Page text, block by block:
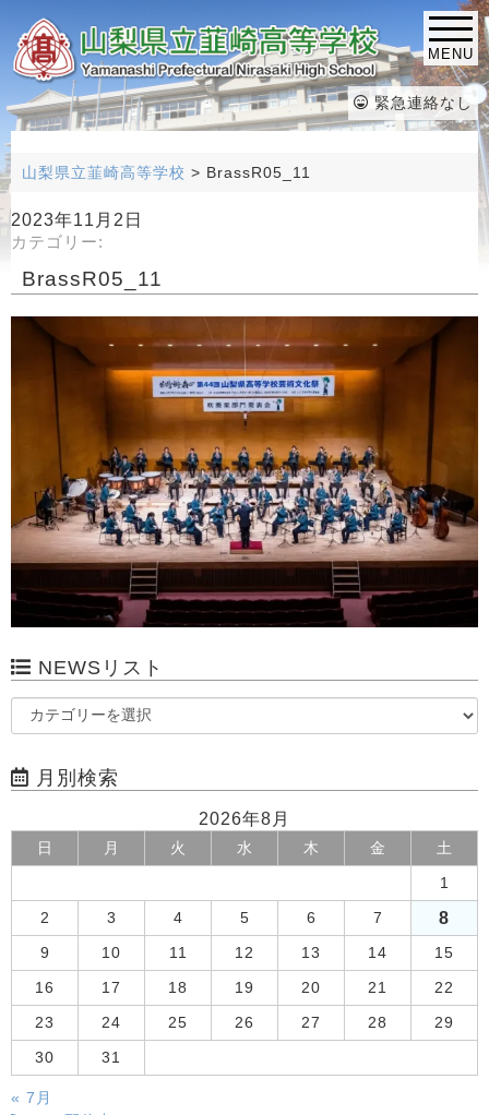
MENU
緊急連絡なし
山梨県立韮崎高等学校 > BrassR05_11
2023年11月2日
カテゴリー:
BrassR05_11
NEWSリスト
月別検索
2026年8月
日 月 火 水 木 金 土
1
2 3 4 5 6 7 8
9 10 11 12 13 14 15
16 17 18 19 20 21 22
23 24 25 26 27 28 29
30 31
« 7月